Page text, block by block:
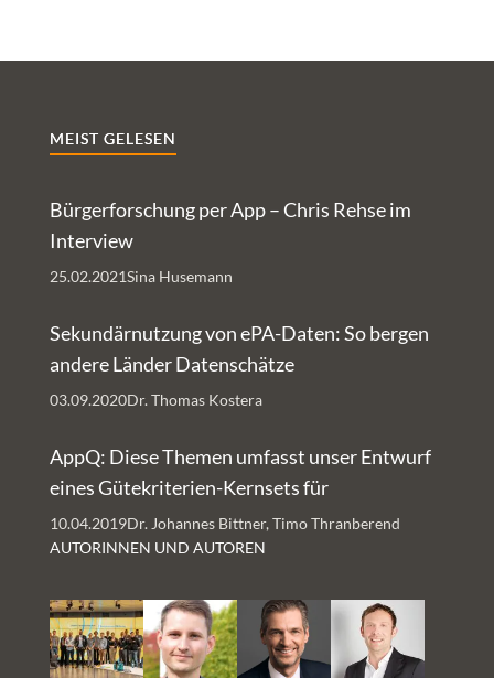
MEIST GELESEN
Bürgerforschung per App – Chris Rehse im
Interview
Sina Husemann
25.02.2021
Sekundärnutzung von ePA-Daten: So bergen
andere Länder Datenschätze
Dr. Thomas Kostera
03.09.2020
AppQ: Diese Themen umfasst unser Entwurf
eines Gütekriterien-Kernsets für
Gesundheits-AppsDr. Johannes Bittner, Timo Thranberend
10.04.2019
AUTORINNEN UND AUTOREN